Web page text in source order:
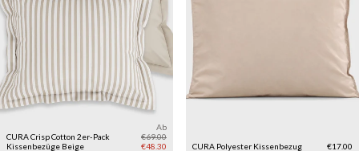
CURA Crisp Cotton 2er-Pack
Kissenbezüge Beige
Ab
€69.00
€48.30
CURA Polyester Kissenbezug €17.00